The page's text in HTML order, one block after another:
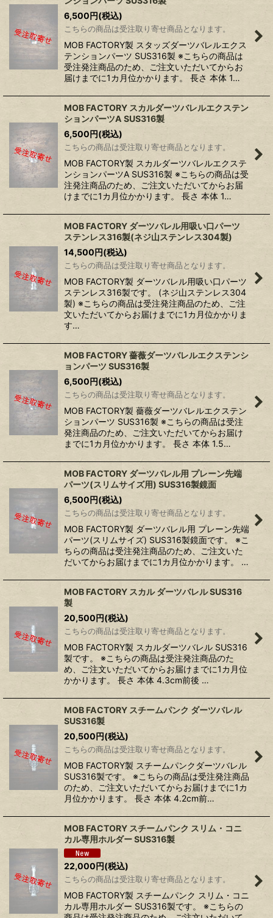
6,500円(税込)
こちらの商品は受注取り寄せ商品となります。
MOB FACTORY製 スタッズダーツバレルエクス
テンションパーツ SUS316製 ※こちらの商品は
受注発注商品のため、ご注文いただいてからお
届けまでに1カ月位かかります。 長さ 本体 1…
MOB FACTORY スカルダーツバレルエクステン
ションパーツA SUS316製
6,500円(税込)
こちらの商品は受注取り寄せ商品となります。
MOB FACTORY製 スカルダーツバレルエクステ
ンションパーツA SUS316製 ※こちらの商品は受
注発注商品のため、ご注文いただいてからお届
けまでに1カ月位かかります。 長さ 本体 1…
MOB FACTORY ダーツバレル用吸い口パーツ
ステンレス316製(ネジ山ステンレス304製)
14,500円(税込)
こちらの商品は受注取り寄せ商品となります。
MOB FACTORY製 ダーツバレル用吸い口パーツ
ステンレス316製です。 (ネジ山ステンレス304
製) ※こちらの商品は受注発注商品のため、ご注
文いただいてからお届けまでに1カ月位かかりま
す…
MOB FACTORY 薔薇ダーツバレルエクステンシ
ョンパーツ SUS316製
6,500円(税込)
こちらの商品は受注取り寄せ商品となります。
MOB FACTORY製 薔薇ダーツバレルエクステン
ションパーツ SUS316製 ※こちらの商品は受注
発注商品のため、ご注文いただいてからお届け
までに1カ月位かかります。 長さ 本体 1.5…
MOB FACTORY ダーツバレル用 プレーン先端
パーツ(スリムサイズ用) SUS316製鏡面
6,500円(税込)
こちらの商品は受注取り寄せ商品となります。
MOB FACTORY製 ダーツバレル用 プレーン先端
パーツ(スリムサイズ) SUS316製鏡面です。 ※こ
ちらの商品は受注発注商品のため、ご注文いた
だいてからお届けまでに1カ月位かかります。 …
MOB FACTORY スカル ダーツバレル SUS316
製
20,500円(税込)
こちらの商品は受注取り寄せ商品となります。
MOB FACTORY製 スカルダーツバレル SUS316
製です。 ※こちらの商品は受注発注商品のた
め、ご注文いただいてからお届けまでに1カ月位
かかります。 長さ 本体 4.3cm前後 …
MOB FACTORY スチームパンク ダーツバレル
SUS316製
20,500円(税込)
こちらの商品は受注取り寄せ商品となります。
MOB FACTORY製 スチームパンクダーツバレル
SUS316製です。 ※こちらの商品は受注発注商品
のため、ご注文いただいてからお届けまでに1カ
月位かかります。 長さ 本体 4.2cm前…
MOB FACTORY スチームパンク スリム・コニ
カル専用ホルダー SUS316製
22,000円(税込)
こちらの商品は受注取り寄せ商品となります。
MOB FACTORY製 スチームパンク スリム・コニ
カル専用ホルダー SUS316製です。 ※こちらの